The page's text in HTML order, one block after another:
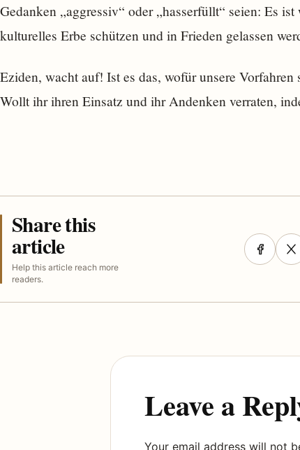
Gedanken „aggressiv“ oder „hasserfüllt“ seien: Es
kulturelles Erbe schützen und in Frieden gelassen
Eziden, wacht auf! Ist es das, wofür unsere
Wollt ihr ihren Einsatz und ihr Andenken verraten,
Share this
article
Help this article reach more
readers.
Leave a
Your email address will not